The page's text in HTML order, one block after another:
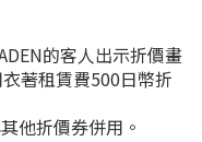
的客人出示折價畫
著租賃費500日幣折
他折價券併用。